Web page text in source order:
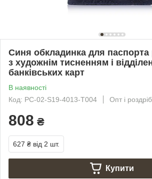
Синя обкладинка для паспорта
з художнім тисненням і
банківських карт
В наявності
Код: PC-02-S19-4013-T004
Опт і роздріб
808 ₴
627 ₴ від 2 шт.
Купити